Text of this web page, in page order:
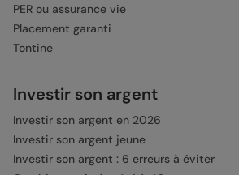
PER ou assurance vie
Placement garanti
Tontine
Investir son argent
Investir son argent en 2026
Investir son argent jeune
Investir son argent : 6 erreurs à éviter